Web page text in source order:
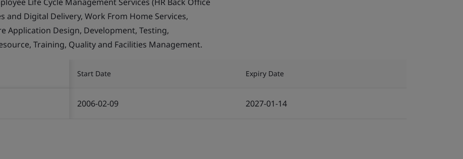
and Digital Delivery, Work From Home Services,
Application Design, Development, Testing,
Training, Quality and Facilities Management.
Start Date Expiry Date
2006-02-09 2027-01-14